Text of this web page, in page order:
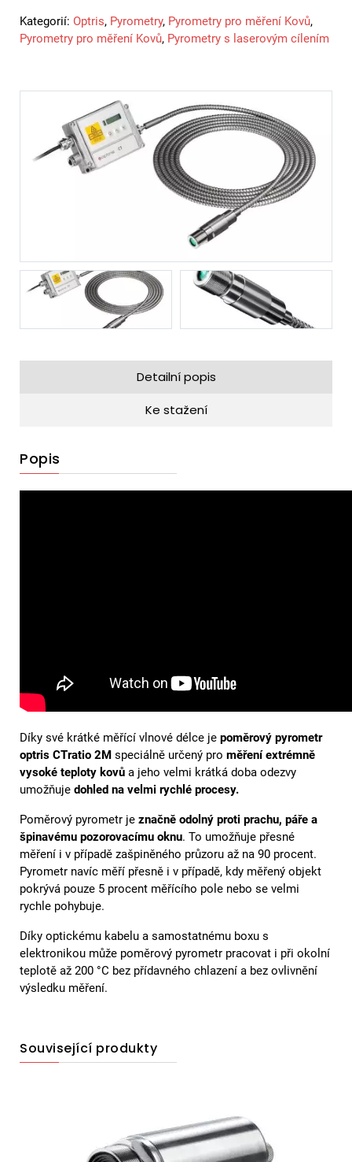
Kategorií: Optris, Pyrometry, Pyrometry pro měření Kovů,
Pyrometry pro měření Kovů, Pyrometry s laserovým cílením
Detailní popis
Ke stažení
Popis
Díky své krátké měřící vlnové délce je poměrový pyrometr
optris CTratio 2M speciálně určený pro měření extrémně
vysoké teploty kovů a jeho velmi krátká doba odezvy
umožňuje dohled na velmi rychlé procesy.
Poměrový pyrometr je značně odolný proti prachu, páře a
špinavému pozorovacímu oknu. To umožňuje přesné
měření i v případě zašpiněného průzoru až na 90 procent.
Pyrometr navíc měří přesně i v případě, kdy měřený objekt
pokrývá pouze 5 procent měřícího pole nebo se velmi
rychle pohybuje.
Díky optickému kabelu a samostatnému boxu s
elektronikou může poměrový pyrometr pracovat i při okolní
teplotě až 200 °C bez přídavného chlazení a bez ovlivnění
výsledku měření.
Související produkty